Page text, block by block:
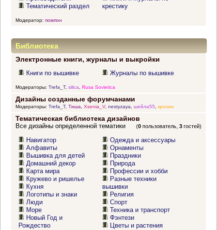
Тематический раздел
крестику
Модератор: помпон
Библиотека
Электронные книги, журналы и выкройки
Книги по вышивке Журналы по вышивке
Модераторы: Trefa_T, silica Rusa Sovietica
Дизайны созданные форумчанами
Модераторы: Trefa_T, Тиша, Xsenia_V, nestyzaya, шейла55, крохин
Тематическая библиотека дизайнов
(0 пользователь,3 гостей)
Все дизайны определенной тематики
Навигатор
Алфавиты
Вышивка для детей
Домашний декор
Карта мира
Кружево и ришелье
Кухня
Логотипы и знаки
Люди
Море
Новый Год и
Рождество
Одежда и аксессуары
Орнаменты
Праздники
Природа
Профессии и хобби
Разные техники
вышивки
Религия
Спорт
Техника и транспорт
Фэнтези
Цветы и растения